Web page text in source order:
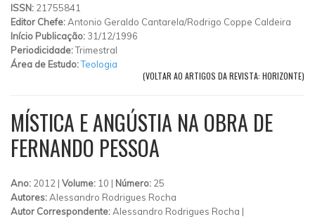
ISSN: 21755841
Editor Chefe:Antonio Geraldo Cantarela/Rodrigo Coppe Caldeira
Início Publicação: 31/12/1996
Periodicidade:Trimestral
Área de Estudo:Teologia
(VOLTAR AO ARTIGOS DA REVISTA: HORIZONTE)
MÍSTICA E ANGÚSTIA NA OBRA DE
FERNANDO PESSOA
Ano: 2012 | Volume: 10 | Número: 25
Autores:Alessandro Rodrigues Rocha
Autor Correspondente:Alessandro Rodrigues Rocha |